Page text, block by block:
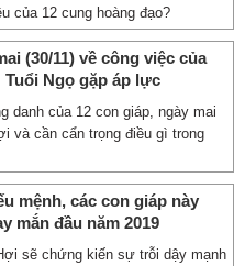
của 12 cung hoàng đạo?
(30/11) về công việc của
Tuổi Ngọ gặp áp lực
danh của 12 con giáp, ngày mai
và cần cẩn trọng điều gì trong
mệnh, các con giáp này
mắn đầu năm 2019
sẽ chứng kiến sự trỗi dậy mạnh